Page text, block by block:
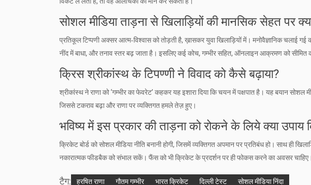
सोशल मीडिया ताड़ना से खिलाड़ियों की मानसिक सेहत पर
प्रतिकूल टिप्पणी अक्सर आत्म‑विश्वास को तोड़ती है, ख़ासकर युवा खिलाड़ियों में। मनोवैज्ञानिक चलाई
नींद में बाधा, और तनाव स्तर बढ़ जाता है। इसलिए कई कोच, गम्भीर सहित, ऑनलाइन आक्रमण को
क्रिस श्रीकांस्थ के टिपण्णी ने विवाद को कैसे बढ़ाया?
श्रीकांस्थ ने राणा को ‘गम्भीर का फेवरेट’ कहकर यह इशारा दिया कि चयन में पक्षपात है। यह बयान
जिससे टकराव बढ़ा और राणा पर व्यक्तिगत हमले तेज़ हुए।
भविष्य में इस प्रकार की ताड़ना को रोकने के लिये क्या
क्रिकेट बोर्ड को सोशल मीडिया नीति बनानी होगी, जिसमें व्यक्तिगत अपमान पर प्रतिबंध हो। साथ ही
नकारात्मक फीडबैक को संभाल सकें। फैंस को भी क्रिकेट के प्रदर्शन पर ही फोकस करने का अवसर चाहिए।
टैग: हरषित राणा गौतम गम्भीर भारत क्रिकेट दिल्ली टेस्ट सोशल मीडिया निंदा